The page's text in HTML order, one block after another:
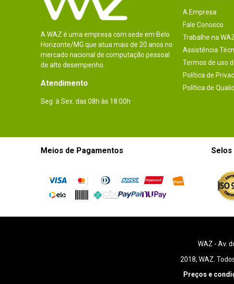
A WAZ é uma empresa com sede em Belo
Horizonte/MG que atua mais de 20 anos no
mercado nacional de computação pessoal
de alto desempenho.
Atendimento
Seg. à Sex. das 08h às 18:00h
A Empresa
Fale Conosco
Trabalhe na
Assistência
Termos de uso
Política de
Política de
Meios de Pagamentos Selos
WAZ - Av.
2018, WAZ.
Preços e